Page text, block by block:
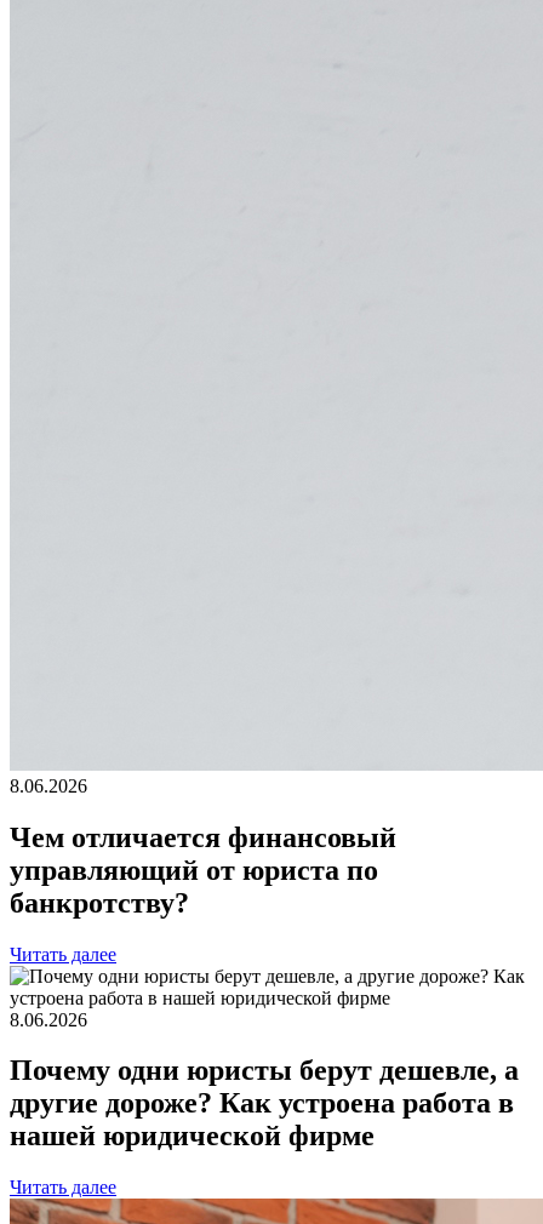
8.06.2026
Чем отличается финансовый
управляющий от юриста по
банкротству?
Читать далее
8.06.2026
Почему одни юристы берут дешевле, а
другие дороже? Как устроена работа в
нашей юридической фирме
Читать далее